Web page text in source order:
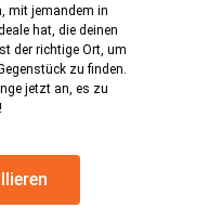
mit jemandem in
hat, die deinen
der richtige Ort, um
zu finden.
jetzt an, es zu